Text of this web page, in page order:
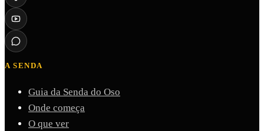
A SENDA
Guia da Senda do Oso
Onde começa
O que ver